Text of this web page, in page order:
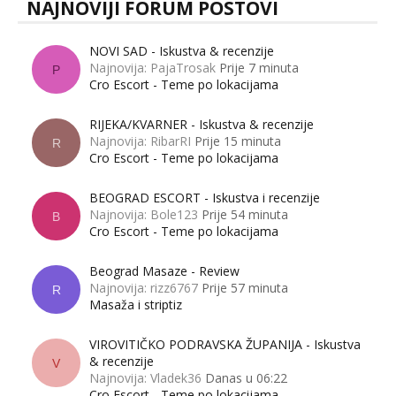
NAJNOVIJI FORUM POSTOVI
P
NOVI SAD - Iskustva & recenzije
Najnovija: PajaTrosak Prije 7 minuta
Cro Escort - Teme po lokacijama
R
RIJEKA/KVARNER - Iskustva & recenzije
Najnovija: RibarRI Prije 15 minuta
Cro Escort - Teme po lokacijama
B
BEOGRAD ESCORT - Iskustva i recenzije
Najnovija: Bole123 Prije 54 minuta
Cro Escort - Teme po lokacijama
R
Beograd Masaze - Review
Najnovija: rizz6767 Prije 57 minuta
Masaža i striptiz
V
VIROVITIČKO PODRAVSKA ŽUPANIJA - Iskustva
& recenzije
Najnovija: Vladek36 Danas u 06:22